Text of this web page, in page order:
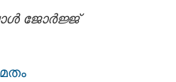
ജോര്‍ജ്ജ്
മതം